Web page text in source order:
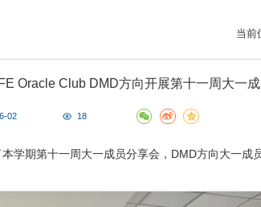
当
Oracle Club DMD方向开展第十一周大一
02 18
学期第十一周大一成员分享会，DMD方向大一成